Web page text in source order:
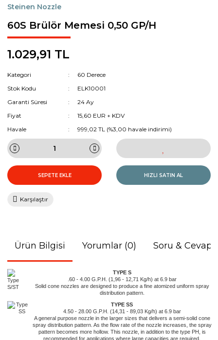
Steinen Nozzle
60S Brülör Memesi 0,50 GP/H
1.029,91 TL
Kategori
60 Derece
Stok Kodu
ELK10001
Garanti Süresi
24 Ay
Fiyat
15,60 EUR + KDV
Havale
999,02 TL (%3,00 havale indirimi)
SEPETE EKLE HIZLI SATIN AL
Karşılaştır
Ürün Bilgisi Yorumlar (0) Soru & Cevap
TYPE S
.60 - 4.00 G.P.H. (1,96 - 12,71 Kg/h) at 6.9 bar
Solid cone nozzles are designed to produce a fine atomized uniform spray
distribution pattern.
TYPE SS
4.50 - 28.00 G.P.H. (14,31 - 89,03 Kg/h) at 6.9 bar
A general purpose nozzle in the larger sizes that delivers a semi-solid cone
spray distribution pattern. As the flow rate of the nozzle increases, the spray
pattern becomes more hollow. This nozzle, in addition to the type PH, is
recommended for applications where large capacities are required.